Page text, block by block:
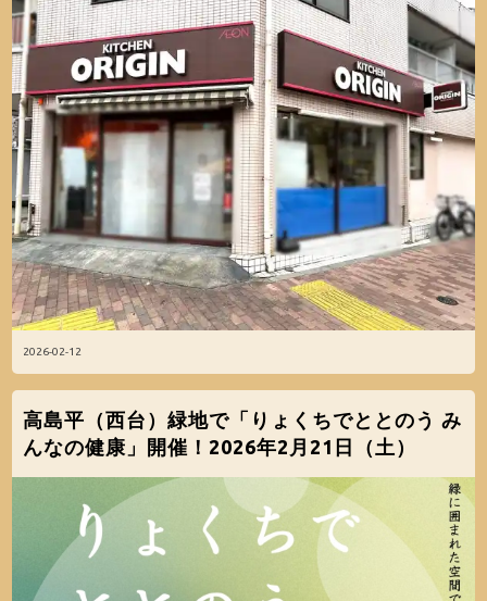
2026-02-12
高島平（西台）緑地で「りょくちでととのう み
んなの健康」開催！2026年2月21日（土）